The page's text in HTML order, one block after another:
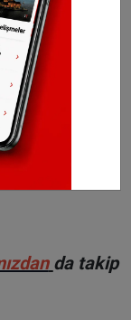
Willie
zor
tasarrufu
da takip